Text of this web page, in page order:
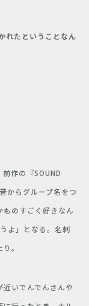
れたということなん
作の『SOUND
からグループ名をつ
のすごく好きなん
よ」となる。名刺
。
いでんでんさんや